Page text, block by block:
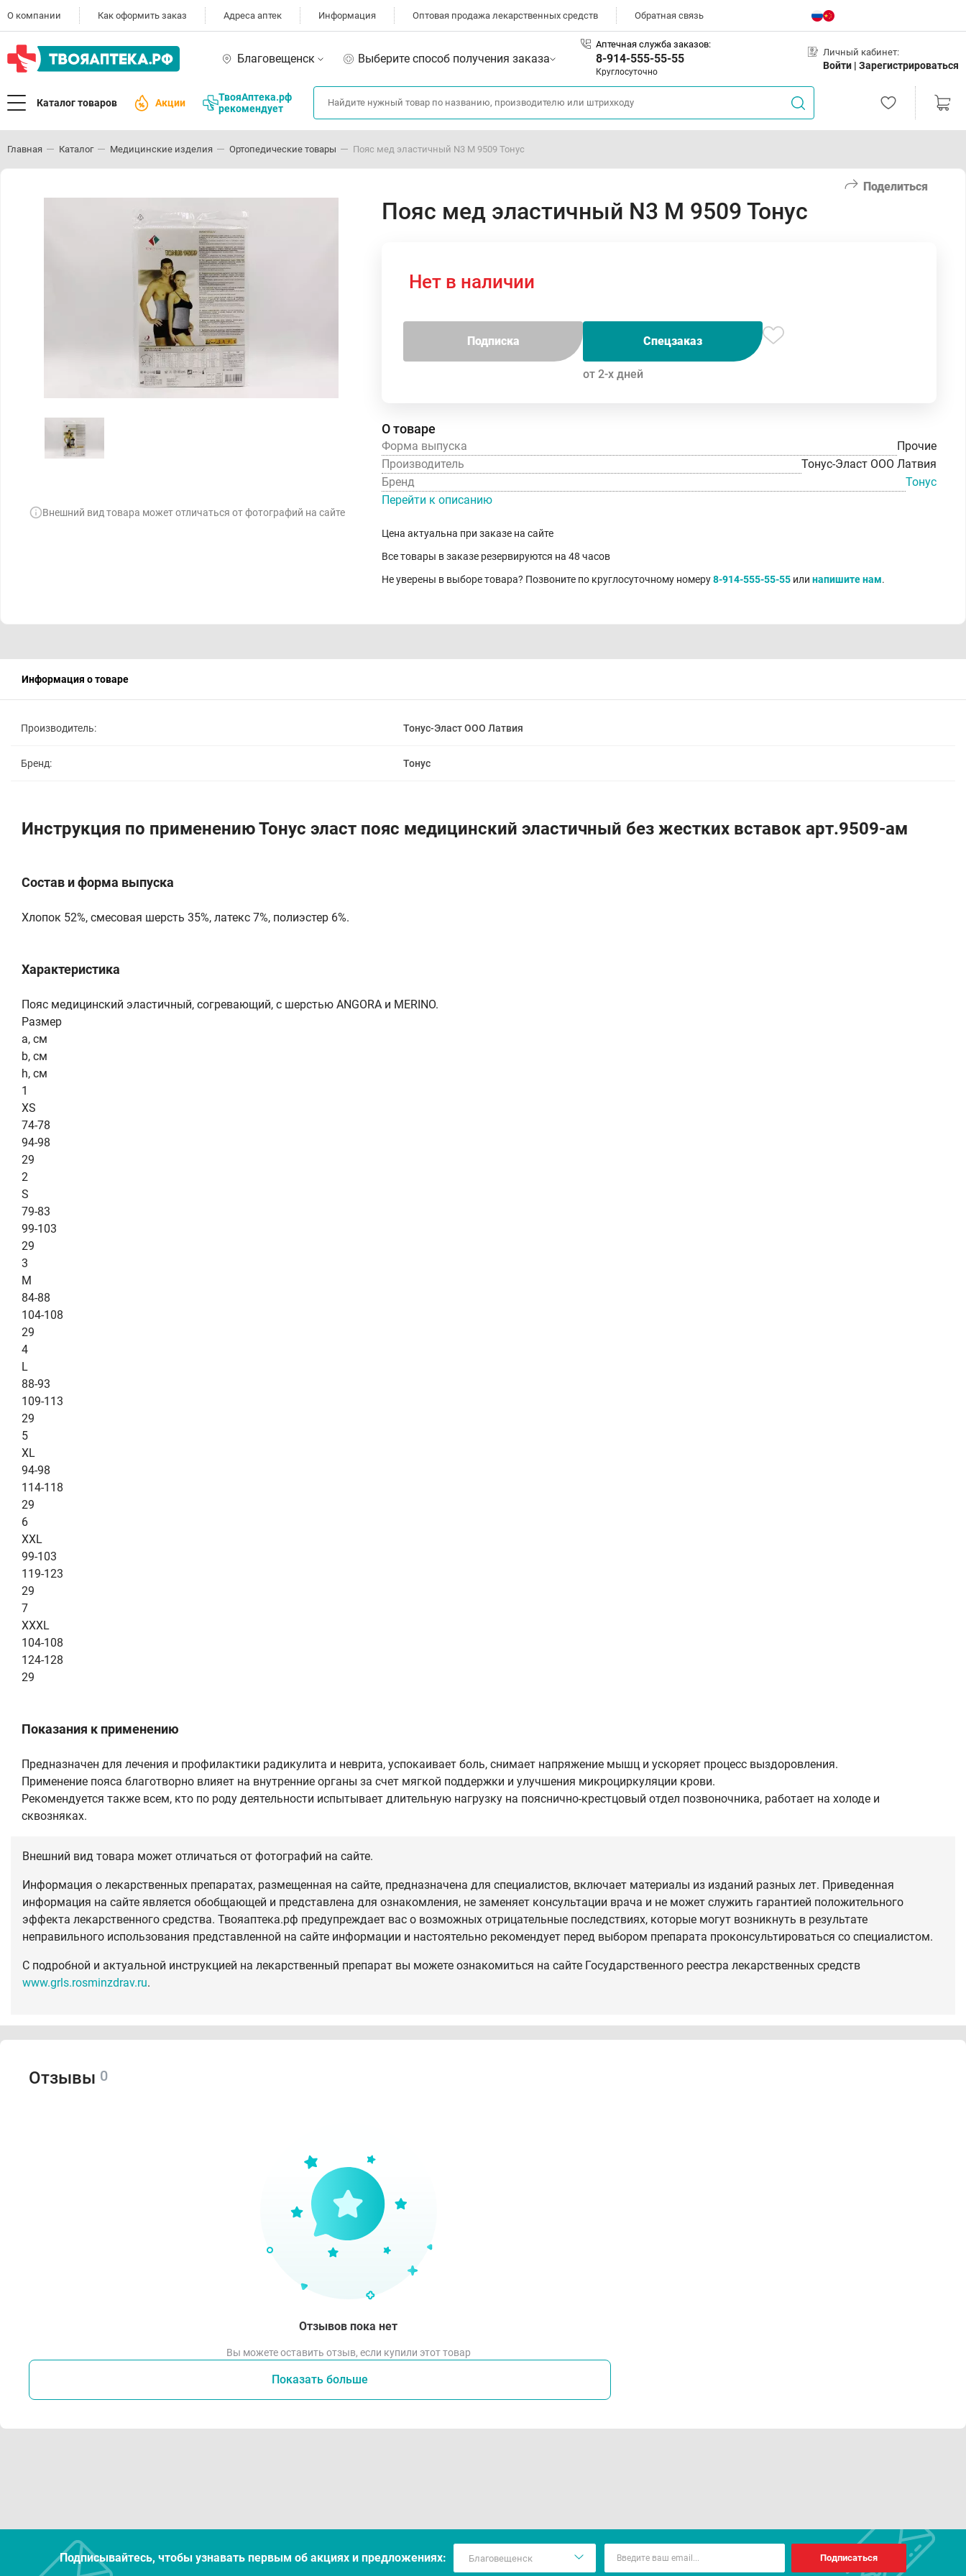
О компании Как оформить заказ Адреса аптек Информация Оптовая продажа лекарственных средств Обратная связь
Благовещенск Выберите способ получения заказа
Аптечная служба заказов:
8-914-555-55-55
Круглосуточно
Личный кабинет:
Войти | Зарегистрироваться
Каталог товаров Акции
ТвояАптека.рф
рекомендует
Главная Каталог Медицинские изделия Ортопедические товары Пояс мед эластичный N3 М 9509 Тонус
Поделиться
Внешний вид товара может отличаться от фотографий на сайте
Пояс мед эластичный N3 М 9509 Тонус
Нет в наличии
Подписка Спецзаказ
от 2-х дней
О товаре
Форма выпуска
Прочие
Производитель
Тонус-Эласт ООО Латвия
Бренд
Тонус
Перейти к описанию
Цена актуальна при заказе на сайте
Все товары в заказе резервируются на 48 часов
Не уверены в выборе товара? Позвоните по круглосуточному номеру8-914-555-55-55 или напишите нам.
Информация о товаре
Производитель: Тонус-Эласт ООО Латвия
Бренд: Тонус
Инструкция по применению Тонус эласт пояс медицинский эластичный без жестких вставок арт.9509-ам
Состав и форма выпуска
Хлопок 52%, смесовая шерсть 35%, латекс 7%, полиэстер 6%.
Характеристика
Пояс медицинский эластичный, согревающий, с шерстью ANGORA и MERINO.
Размер
a, см
b, см
h, см
1
XS
74-78
94-98
29
2
S
79-83
99-103
29
3
M
84-88
104-108
29
4
L
88-93
109-113
29
5
XL
94-98
114-118
29
6
XXL
99-103
119-123
29
7
XXXL
104-108
124-128
29
Показания к применению
Предназначен для лечения и профилактики радикулита и неврита, успокаивает боль, снимает напряжение мышц и ускоряет процесс выздоровления.
Применение пояса благотворно влияет на внутренние органы за счет мягкой поддержки и улучшения микроциркуляции крови.
Рекомендуется также всем, кто по роду деятельности испытывает длительную нагрузку на пояснично-крестцовый отдел позвоночника, работает на холоде и
сквозняках.
Внешний вид товара может отличаться от фотографий на сайте.
Информация о лекарственных препаратах, размещенная на сайте, предназначена для специалистов, включает материалы из изданий разных лет. Приведенная
информация на сайте является обобщающей и представлена для ознакомления, не заменяет консультации врача и не может служить гарантией положительного
эффекта лекарственного средства. Твояаптека.рф предупреждает вас о возможных отрицательные последствиях, которые могут возникнуть в результате
неправильного использования представленной на сайте информации и настоятельно рекомендует перед выбором препарата проконсультироваться со специалистом.
С подробной и актуальной инструкцией на лекарственный препарат вы можете ознакомиться на сайте Государственного реестра лекарственных средств
www.grls.rosminzdrav.ru.
Отзывы 0
Отзывов пока нет
Вы можете оставить отзыв, если купили этот товар
Показать больше
Подписывайтесь, чтобы узнавать первым об акцияx и предложениях: Подписаться